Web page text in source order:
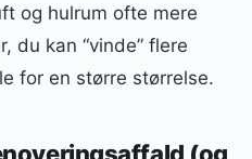
og hulrum ofte mere
du kan “vinde” flere
for en større størrelse.